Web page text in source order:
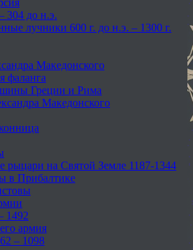
304 до н.э.
лучники 600 г. до н.э. – 1300 г.
Македонского
фаланга
Греции и Рима
Македонского
рыцари на Святой Земле 1187-1344
в Прибалтике
1492
армия
– 1098